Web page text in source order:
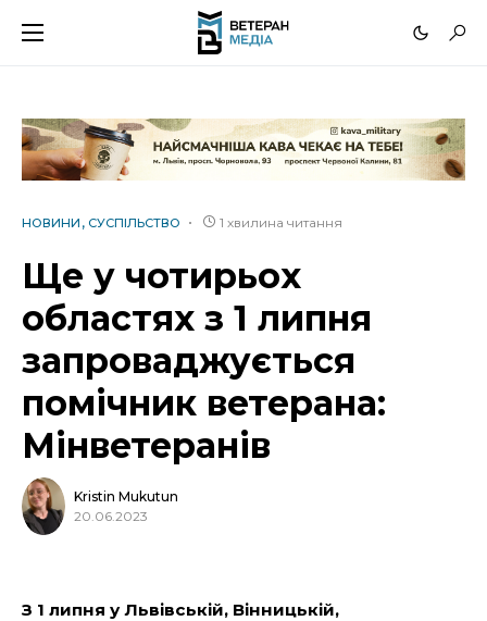
НОВИНИ СУСПІЛЬСТВО 1 хвилина читання
Ще у чотирьох
областях з 1 липня
запроваджується
помічник ветерана:
Мінветеранів
Kristin Mukutun
20.06.2023
З 1 липня у Львівській, Вінницькій,